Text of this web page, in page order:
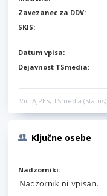
Zavezanec za DDV:
SKIS:
Datum vpisa:
Dejavnost TSmedia:
Vir: AJPES, TSmedia (Status)
Ključne osebe
Nadzorniki: